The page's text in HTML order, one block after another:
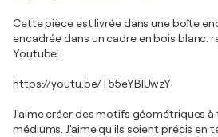
Cette pièce est livrée dans une boîte
encadrée dans un cadre en bois blanc.
Youtube:
https://youtu.be/T55eYBlUwzY
J'aime créer des motifs géométriques
médiums. J'aime qu'ils soient précis en